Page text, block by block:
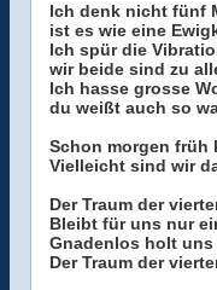
Ich denk nicht fünf
ist es wie eine
Ich spür die
wir beide sind zu
Ich hasse grosse
du weißt auch so
Schon morgen früh
Vielleicht sind wir
Der Traum der
Bleibt für uns nur
Gnadenlos holt
Der Traum der